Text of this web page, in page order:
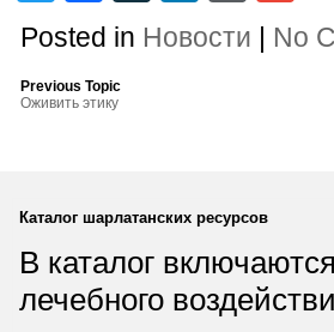
Posted in Новости | No
Previous Topic
Оживить этику
Каталог шарлатанских ресурсов
В каталог
лечебного